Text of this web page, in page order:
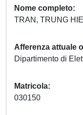
Nome completo
TRAN, TRUNG
Afferenza attuale
Dipartimento di
Matricola
030150